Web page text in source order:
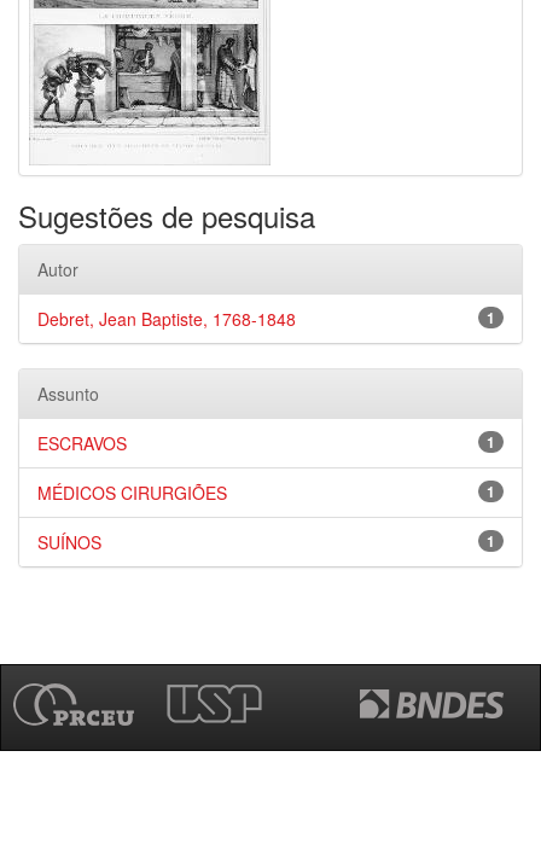
Sugestões de pesquisa
Autor
1
Debret, Jean Baptiste, 1768-1848
Assunto
1
ESCRAVOS
1
MÉDICOS CIRURGIÕES
1
SUÍNOS